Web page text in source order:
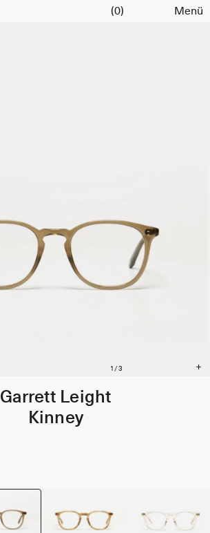
(0) Menü
Garrett Leight
Kinney